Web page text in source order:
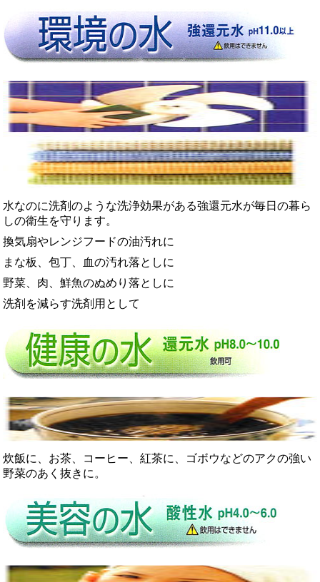
水なのに洗剤のような洗浄効果がある強還元水が毎日の暮ら
しの衛生を守ります。
換気扇やレンジフードの油汚れに
まな板、包丁、血の汚れ落としに
野菜、肉、鮮魚のぬめり落としに
洗剤を減らす洗剤用として
炊飯に、お茶、コーヒー、紅茶に、ゴボウなどのアクの強い
野菜のあく抜きに。